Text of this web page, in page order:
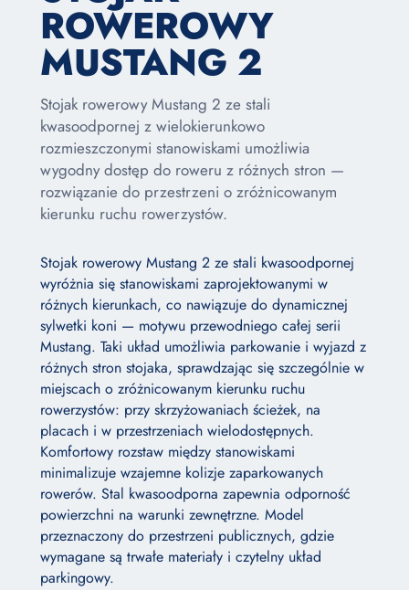
ROWEROWY
MUSTANG 2
Stojak rowerowy Mustang 2 ze stali
kwasoodpornej z wielokierunkowo
rozmieszczonymi stanowiskami umożliwia
wygodny dostęp do roweru z różnych stron —
rozwiązanie do przestrzeni o zróżnicowanym
kierunku ruchu rowerzystów.
Stojak rowerowy Mustang 2 ze stali kwasoodpornej
wyróżnia się stanowiskami zaprojektowanymi w
różnych kierunkach, co nawiązuje do dynamicznej
sylwetki koni — motywu przewodniego całej serii
Mustang. Taki układ umożliwia parkowanie i wyjazd z
różnych stron stojaka, sprawdzając się szczególnie w
miejscach o zróżnicowanym kierunku ruchu
rowerzystów: przy skrzyżowaniach ścieżek, na
placach i w przestrzeniach wielodostępnych.
Komfortowy rozstaw między stanowiskami
minimalizuje wzajemne kolizje zaparkowanych
rowerów. Stal kwasoodporna zapewnia odporność
powierzchni na warunki zewnętrzne. Model
przeznaczony do przestrzeni publicznych, gdzie
wymagane są trwałe materiały i czytelny układ
parkingowy.